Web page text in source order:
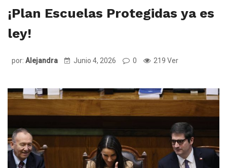
¡Plan Escuelas Protegidas ya es
ley!
por: Alejandra Junio 4, 2026 0 219 Ver